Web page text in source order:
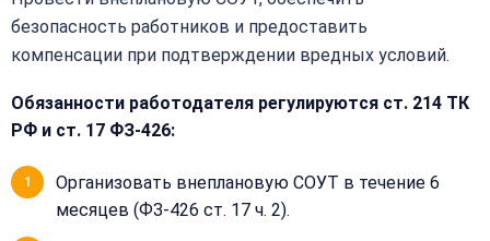
безопасность работников и предоставить
компенсации при подтверждении вредных условий.
Обязанности работодателя регулируются ст. 214 ТК
РФ и ст. 17 ФЗ-426:
Организовать внеплановую СОУТ в течение 6
месяцев (ФЗ-426 ст. 17 ч. 2).
Получить расчёт
Или
нам:
+7
(499)
22-
40